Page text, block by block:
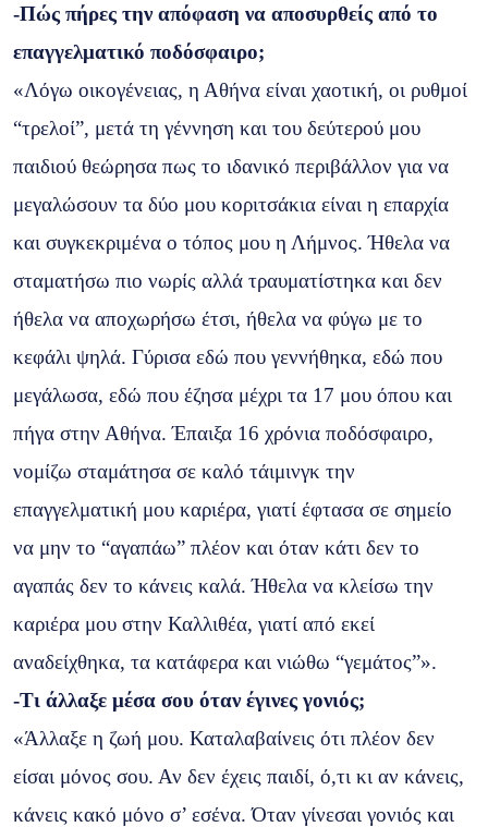
-Πώς πήρες την απόφαση να αποσυρθείς από το
επαγγελματικό ποδόσφαιρο;
«Λόγω οικογένειας, η Αθήνα είναι χαοτική, οι ρυθμοί
“τρελοί”, μετά τη γέννηση και του δεύτερού μου
παιδιού θεώρησα πως το ιδανικό περιβάλλον για να
μεγαλώσουν τα δύο μου κοριτσάκια είναι η επαρχία
και συγκεκριμένα ο τόπος μου η Λήμνος. Ήθελα να
σταματήσω πιο νωρίς αλλά τραυματίστηκα και δεν
ήθελα να αποχωρήσω έτσι, ήθελα να φύγω με το
κεφάλι ψηλά. Γύρισα εδώ που γεννήθηκα, εδώ που
μεγάλωσα, εδώ που έζησα μέχρι τα 17 μου όπου και
πήγα στην Αθήνα. Έπαιξα 16 χρόνια ποδόσφαιρο,
νομίζω σταμάτησα σε καλό τάιμινγκ την
επαγγελματική μου καριέρα, γιατί έφτασα σε σημείο
να μην το “αγαπάω” πλέον και όταν κάτι δεν το
αγαπάς δεν το κάνεις καλά. Ήθελα να κλείσω την
καριέρα μου στην Καλλιθέα, γιατί από εκεί
αναδείχθηκα, τα κατάφερα και νιώθω “γεμάτος”».
-Τι άλλαξε μέσα σου όταν έγινες γονιός;
«Άλλαξε η ζωή μου. Καταλαβαίνεις ότι πλέον δεν
είσαι μόνος σου. Αν δεν έχεις παιδί, ό,τι κι αν κάνεις,
κάνεις κακό μόνο σ’ εσένα. Όταν γίνεσαι γονιός και